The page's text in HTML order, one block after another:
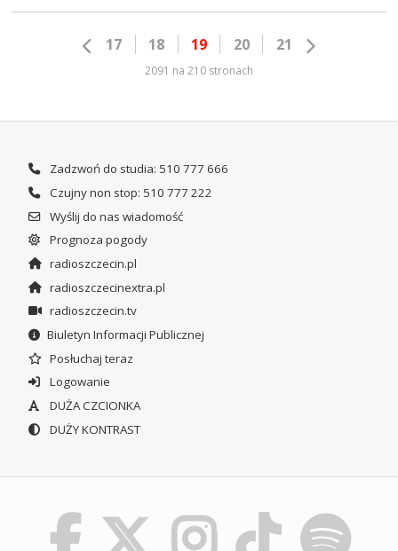
17 18 19 20 21
2091 na 210 stronach
Zadzwoń do studia: 510 777 666
Czujny non stop: 510 777 222
Wyślij do nas wiadomość
Prognoza pogody
radioszczecin.pl
radioszczecinextra.pl
radioszczecin.tv
Biuletyn Informacji Publicznej
Posłuchaj teraz
Logowanie
DUŻA CZCIONKA
DUŻY KONTRAST